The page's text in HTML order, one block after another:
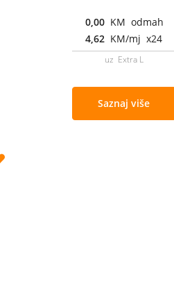
0,00 KM odmah
4,62 KM/mj x24
uz Extra L
Saznaj više